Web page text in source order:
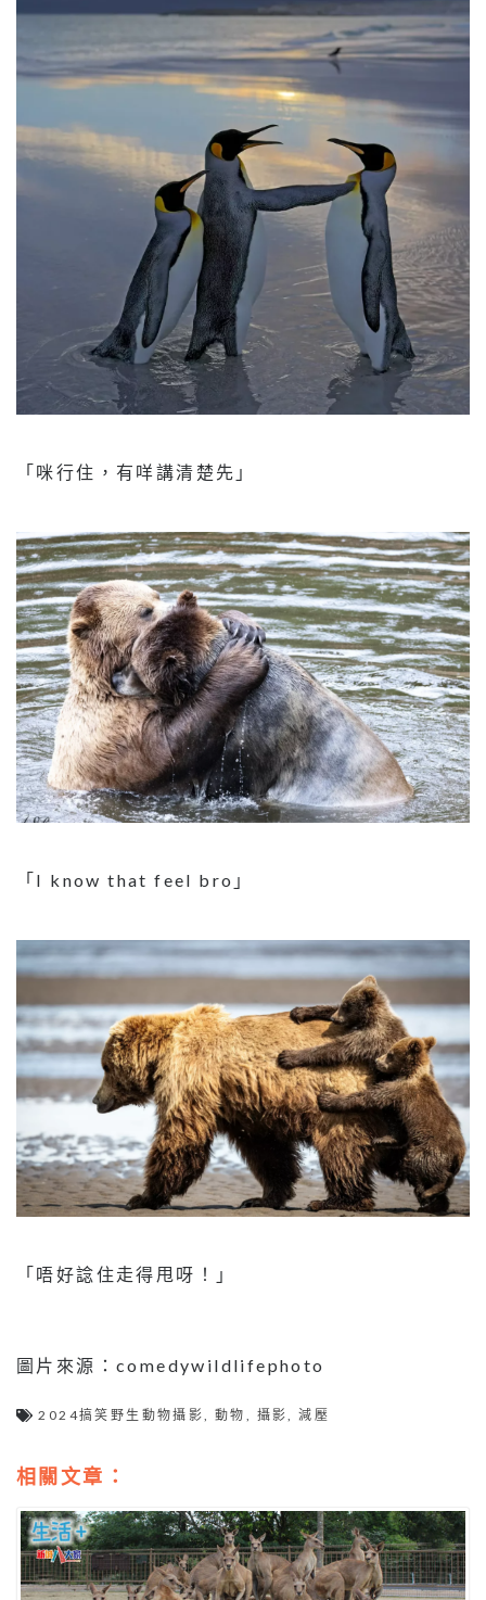
「咪行住，有咩講清楚先」
「I know that feel bro」
「唔好諗住走得甩呀！」
圖片來源：comedywildlifephoto
2024搞笑野生動物攝影 ,動物 攝影 ,減壓
相關文章：